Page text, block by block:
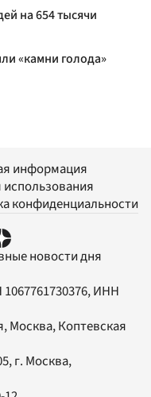
на 654 тысячи
«камни голода»
информация
конфиденциальности
новости дня
ИНН
Москва, Коптевская
, г. Москва,